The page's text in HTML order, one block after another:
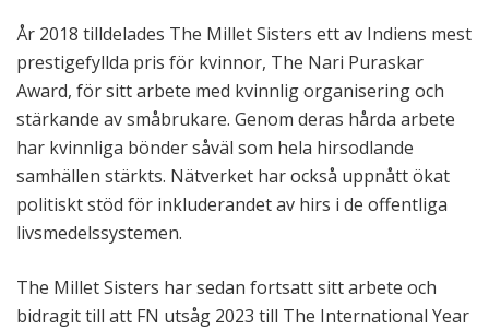
År 2018 tilldelades The Millet Sisters ett av Indiens mest
prestigefyllda pris för kvinnor, The Nari Puraskar
Award, för sitt arbete med kvinnlig organisering och
stärkande av småbrukare. Genom deras hårda arbete
har kvinnliga bönder såväl som hela hirsodlande
samhällen stärkts. Nätverket har också uppnått ökat
politiskt stöd för inkluderandet av hirs i de offentliga
livsmedelssystemen.
The Millet Sisters har sedan fortsatt sitt arbete och
bidragit till att FN utsåg 2023 till The International Year